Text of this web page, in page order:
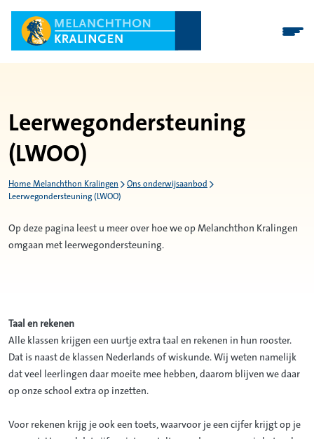
Leerwegondersteuning
(LWOO)
Home Melanchthon Kralingen
Ons onderwijsaanbod
Leerwegondersteuning (LWOO)
Op deze pagina leest u meer over hoe we op Melanchthon Kralingen
omgaan met leerwegondersteuning.
Taal en rekenen
Alle klassen krijgen een uurtje extra taal en rekenen in hun rooster.
Dat is naast de klassen Nederlands of wiskunde. Wij weten namelijk
dat veel leerlingen daar moeite mee hebben, daarom blijven we daar
op onze school extra op inzetten.
Voor rekenen krijg je ook een toets, waarvoor je een cijfer krijgt op je